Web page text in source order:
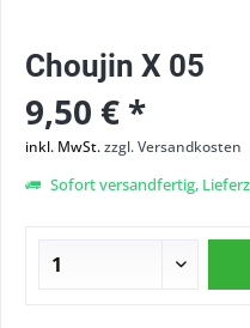
Choujin X 05
9,50 € *
inkl. MwSt.zzgl. Versandkosten
Sofort versandfertig,